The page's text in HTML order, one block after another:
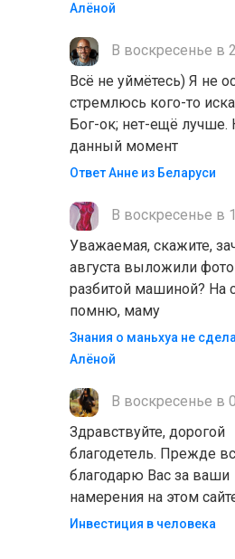
Алëной
В воскресенье в
Всё не уймётесь) Я не
стремлюсь кого-то
Бог-ок; нет-ещё лучше.
данный момент
Ответ Анне из Беларуси
В воскресенье в
Уважаемая, скажите,
августа выложили
разбитой машиной? На
помню, маму
Знания о маньхуа не
Алëной
В воскресенье в
Здравствуйте, дорогой
благодетель. Прежде
благодарю Вас за ваши
намерения на этом
Инвестиция в человека